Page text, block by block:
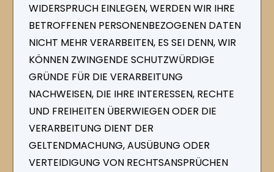
WIDERSPRUCH EINLEGEN, WERDEN WIR IHRE
BETROFFENEN PERSONENBEZOGENEN DATEN
NICHT MEHR VERARBEITEN, ES SEI DENN, WIR
KÖNNEN ZWINGENDE SCHUTZWÜRDIGE
GRÜNDE FÜR DIE VERARBEITUNG
NACHWEISEN, DIE IHRE INTERESSEN, RECHTE
UND FREIHEITEN ÜBERWIEGEN ODER DIE
VERARBEITUNG DIENT DER
GELTENDMACHUNG, AUSÜBUNG ODER
VERTEIDIGUNG VON RECHTSANSPRÜCHEN